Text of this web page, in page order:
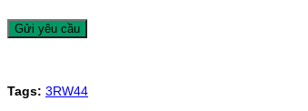
Tags: 3RW44